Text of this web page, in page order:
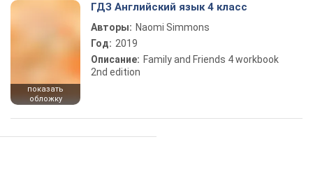
показать
обложку
ГДЗ Английский язык 4 класс
Авторы: Naomi Simmons
Год: 2019
Описание: Family and Friends 4 workbook
2nd edition